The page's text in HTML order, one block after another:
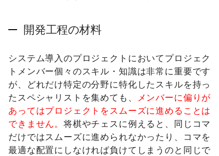
開発工程の材料
システム導入のプロジェクトにおいてプロジェク
トメンバー個々のスキル・知識は非常に重要です
が、どれだけ特定の分野に特化したスキルを持っ
たスペシャリストを集めても、
メンバーに偏りが
あってはプロジェクトをスムーズに進めることは
できません。 将棋やチェスに例えると、同じコマ
だけではスムーズに進められなかったり、コマを
最適な配置にしなければ負けてしまうのと同じで